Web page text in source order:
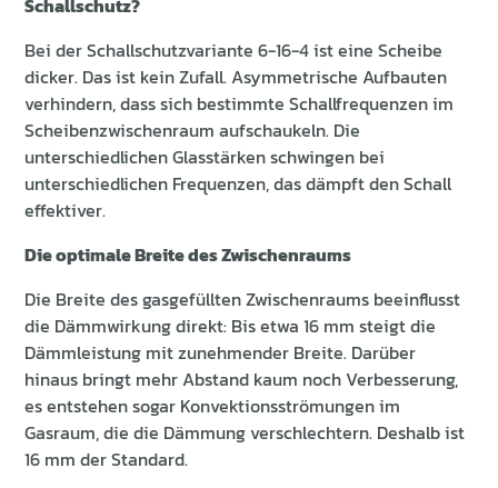
Bei der Schallschutzvariante 6-16-4 ist eine Scheibe
dicker. Das ist kein Zufall. Asymmetrische Aufbauten
verhindern, dass sich bestimmte Schallfrequenzen im
Scheibenzwischenraum aufschaukeln. Die
unterschiedlichen Glasstärken schwingen bei
unterschiedlichen Frequenzen, das dämpft den Schall
effektiver.
Die optimale Breite des Zwischenraums
Die Breite des gasgefüllten Zwischenraums beeinflusst
die Dämmwirkung direkt: Bis etwa 16 mm steigt die
Dämmleistung mit zunehmender Breite. Darüber
hinaus bringt mehr Abstand kaum noch Verbesserung,
es entstehen sogar Konvektionsströmungen im
Gasraum, die die Dämmung verschlechtern. Deshalb ist
16 mm der Standard.